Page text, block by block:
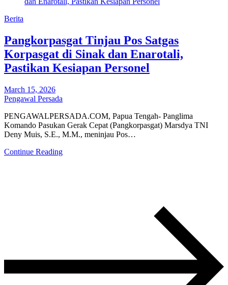
Berita
Pangkorpasgat Tinjau Pos Satgas
Korpasgat di Sinak dan Enarotali,
Pastikan Kesiapan Personel
March 15, 2026
Pengawal Persada
PENGAWALPERSADA.COM, Papua Tengah- Panglima
Komando Pasukan Gerak Cepat (Pangkorpasgat) Marsdya TNI
Deny Muis, S.E., M.M., meninjau Pos…
Continue Reading